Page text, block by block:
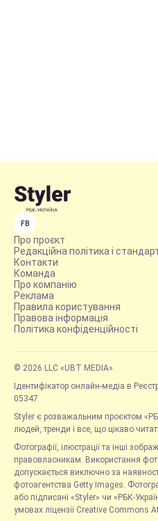
FB
Про проєкт
Редакційна політика і
Контакти
Команда
Про компанію
Реклама
Правила користування
Правова інформація
Політика конфіденційності
© 2026 LLC «UBT MEDIA»
Ідентифікатор онлайн-медіа в
05347
Styler є розважальним проєктом
людей, тренди і все, що цікаво
Фотографії, ілюстрації та інші
правовласникам. Використання
допускається виключно за
фотоагентства Getty Images.
або підписані «Styler» чи «РБК-
умовах ліцензії Creative Commons